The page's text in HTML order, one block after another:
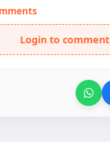
Login to comment